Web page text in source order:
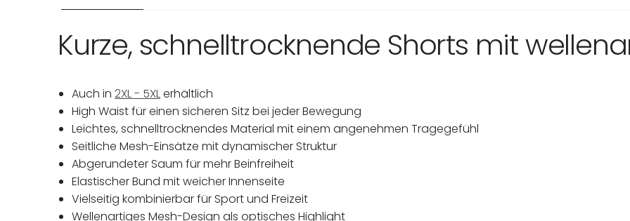
Kurze, schnelltrocknende Shorts mit
Auch in 2XL - 5XLerhältlich
High Waist für einen sicheren Sitz bei jeder Bewegung
Leichtes, schnelltrocknendes Material mit einem angenehmen Tragegefühl
Seitliche Mesh-Einsätze mit dynamischer Struktur
Abgerundeter Saum für mehr Beinfreiheit
Elastischer Bund mit weicher Innenseite
Vielseitig kombinierbar für Sport und Freizeit
Wellenartiges Mesh-Design als optisches Highlight